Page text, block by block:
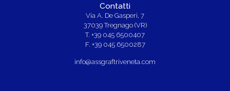
Contatti
Via A. De Gasperi, 7
37039 Tregnago (VR)
T. +39 045 6500407
F. +39 045 6500287
info@assgraftriveneta.com